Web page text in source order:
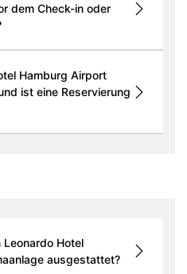
dem Check-in oder
Hamburg Airport
ist eine Reservierung
Hotel
ausgestattet?